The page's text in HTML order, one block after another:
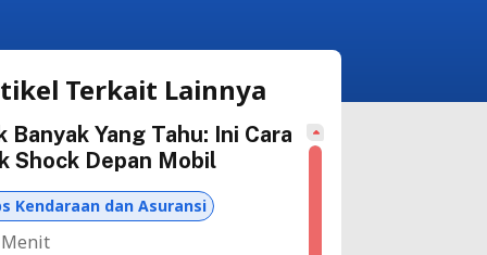
Terkait Lainnya
Banyak Yang Tahu: Ini Cara
Shock Depan Mobil
Kendaraan dan Asuransi